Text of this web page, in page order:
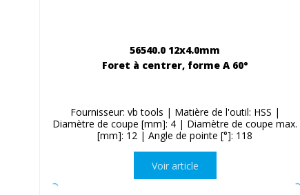
56540.0 12x4.0mm
Foret à centrer, forme A 60°
Fournisseur: vb tools | Matière de l'outil: HSS |
Diamètre de coupe [mm]: 4 | Diamètre de coupe max.
[mm]: 12 | Angle de pointe [°]: 118
Voir article